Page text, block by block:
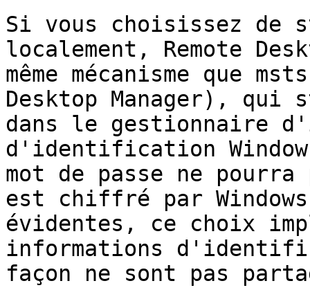
Si vous choisissez de
localement, Remote
même mécanisme que
Desktop Manager), qui
dans le gestionnaire
d'identification
mot de passe ne
est chiffré par
évidentes, ce choix
informations
façon ne sont pas